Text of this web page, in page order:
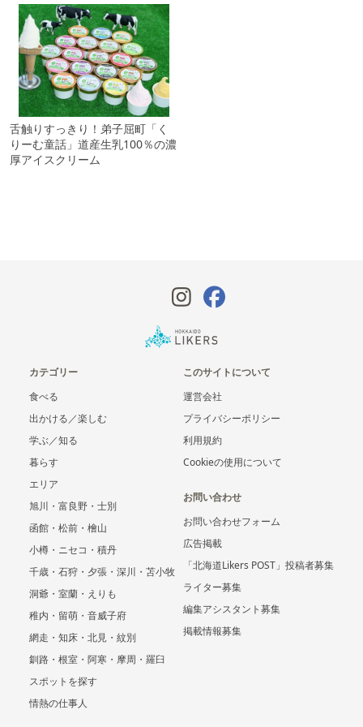
舌触りすっきり！弟子屈町「く
りーむ童話」道産生乳100％の濃
厚アイスクリーム
カテゴリー
食べる
出かける／楽しむ
学ぶ／知る
暮らす
エリア
旭川・富良野・士別
函館・松前・檜山
小樽・ニセコ・積丹
千歳・石狩・夕張・深川・苫小牧
洞爺・室蘭・えりも
稚内・留萌・音威子府
網走・知床・北見・紋別
釧路・根室・阿寒・摩周・羅臼
スポットを探す
情熱の仕事人
このサイトについて
運営会社
プライバシーポリシー
利用規約
Cookieの使用について
お問い合わせ
お問い合わせフォーム
広告掲載
「北海道Likers POST」投稿者募集
ライター募集
編集アシスタント募集
掲載情報募集